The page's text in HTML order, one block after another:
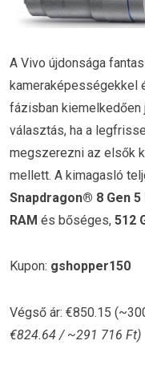
A Vivo újdonsága
kameraképességekkel
fázisban kiemelkedően
választás, ha a
megszerezni az elsők
mellett. A kimagasló
Snapdragon® 8 Gen
RAM és bőséges, 512
Kupon: gshopper150
Végső ár: €850.15
€824.64 / ~291 716 Ft)